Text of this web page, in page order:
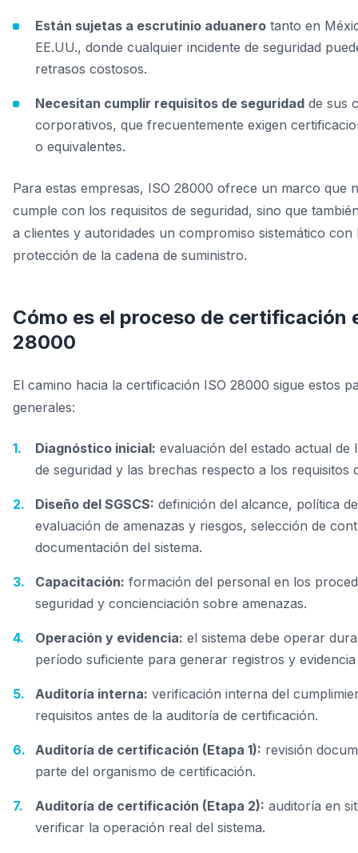
Están sujetas a escrutinio aduanero tanto en
EE.UU., donde cualquier incidente de seguridad
retrasos costosos.
Necesitan cumplir requisitos de seguridad de sus
corporativos, que frecuentemente exigen
o equivalentes.
Para estas empresas, ISO 28000 ofrece un marco que
cumple con los requisitos de seguridad, sino que
a clientes y autoridades un compromiso sistemático con
protección de la cadena de suministro.
Cómo es el proceso de certificación
28000
El camino hacia la certificación ISO 28000 sigue estos
generales:
Diagnóstico inicial: evaluación del estado actual de
de seguridad y las brechas respecto a los requisitos
Diseño del SGSCS: definición del alcance, política
evaluación de amenazas y riesgos, selección de
documentación del sistema.
Capacitación: formación del personal en los
seguridad y concienciación sobre amenazas.
Operación y evidencia: el sistema debe operar
período suficiente para generar registros y evidencia
Auditoría interna: verificación interna del
requisitos antes de la auditoría de certificación.
Auditoría de certificación (Etapa 1): revisión
parte del organismo de certificación.
Auditoría de certificación (Etapa 2): auditoría en
verificar la operación real del sistema.